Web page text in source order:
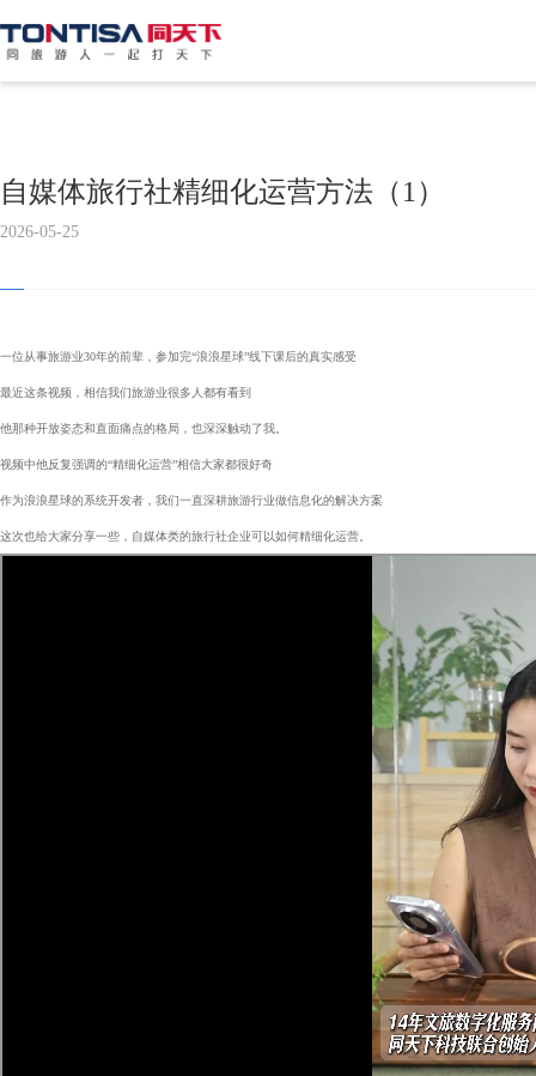
自媒体旅行社精细化运营方法（1）
2026-05-25
一位从事旅游业30年的前辈，参加完“浪浪星球”线下课后的真实感受
最近这条视频，相信我们旅游业很多人都有看到
他那种开放姿态和直面痛点的格局，也深深触动了我。
视频中他反复强调的“精细化运营”相信大家都很好奇
作为浪浪星球的系统开发者，我们一直深耕旅游行业做信息化的解决方案
这次也给大家分享一些，自媒体类的旅行社企业可以如何精细化运营。